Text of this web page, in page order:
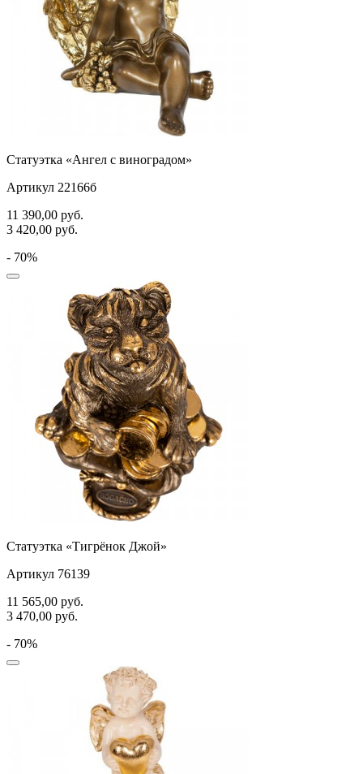
Статуэтка «Ангел с виноградом»
Артикул 22166б
11 390,00 руб.
3 420,00 руб.
- 70%
Статуэтка «Тигрёнок Джой»
Артикул 76139
11 565,00 руб.
3 470,00 руб.
- 70%